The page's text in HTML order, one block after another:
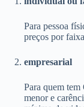
Para pessoa
preços por
empresarial
Para quem
menor e